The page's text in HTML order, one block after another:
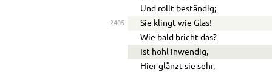
Und rollt beständig;
2405
Sie klingt wie Glas!
Wie bald bricht das?
Ist hohl inwendig,
Hier glänzt sie sehr,